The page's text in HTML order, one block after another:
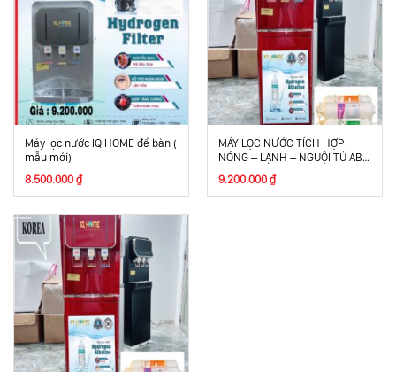
Máy lọc nước IQ HOME để bàn (
mẫu mới)
8.500.000 ₫
MÁY LỌC NƯỚC TÍCH HỢP
NÓNG – LẠNH – NGUỘI TỦ ABS
9.200.000 ₫